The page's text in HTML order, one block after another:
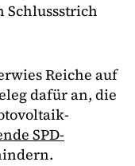
Schlussstrich
Reiche auf
dafür an, die
SPD-